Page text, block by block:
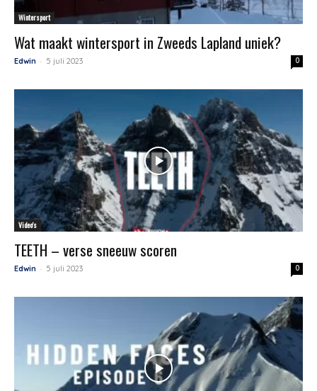
Wintersport
Wat maakt wintersport in Zweeds Lapland uniek?
Edwin - 5 juli 2023 0
Video's
TEETH – verse sneeuw scoren
Edwin - 5 juli 2023 0